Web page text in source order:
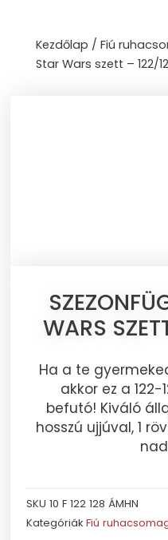
contentKezdőlap / Fiú
Star Wars szett – 122/
WARS
Ha a te
akkor ez a
befutó! Kiváló
hosszú ujjúval, 1
SKU10 F 122 128 ÁMHN
Kategóriák Fiú